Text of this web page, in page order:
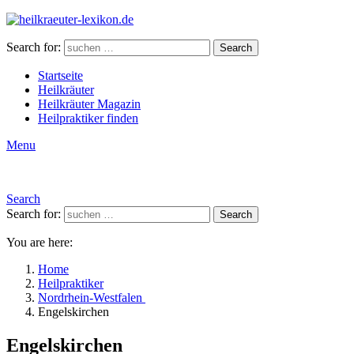
Search for: Search
Startseite
Heilkräuter
Heilkräuter Magazin
Heilpraktiker finden
Menu
Search
Search for:
Search
You are here:
Home
Heilpraktiker
Nordrhein-Westfalen
Engelskirchen
Engelskirchen